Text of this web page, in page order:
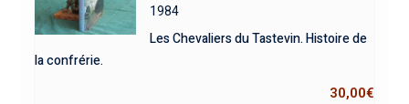
1984
Les Chevaliers du Tastevin. Histoire de
la confrérie.
30,00€